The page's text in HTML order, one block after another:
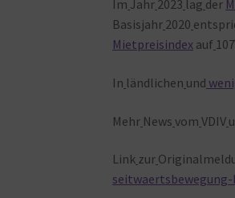
Im Jahr 2023 lag der
Basisjahr 2020
Mietpreisindex auf
In ländlichen und
Mehr News vom VDIV
Link zur